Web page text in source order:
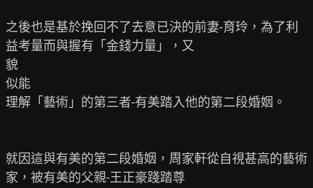
之後也是基於挽回不了去意已決的前妻-育玲，為了利
益考量而與握有「金錢力量」，又
貌
似能
理解「藝術」的第三者-有美踏入他的第二段婚姻。
就因這與有美的第二段婚姻，周家軒從自視甚高的藝術
家，被有美的父親-王正豪踐踏尊